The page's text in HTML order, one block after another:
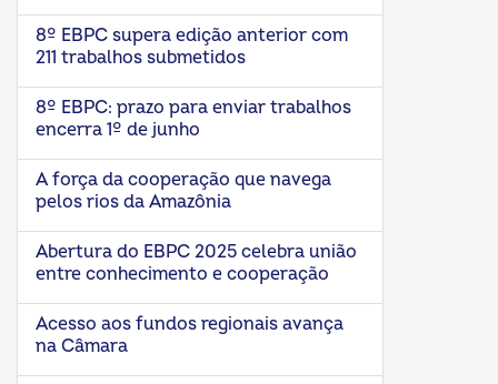
8º EBPC supera edição anterior com
211 trabalhos submetidos
8º EBPC: prazo para enviar trabalhos
encerra 1º de junho
A força da cooperação que navega
pelos rios da Amazônia
Abertura do EBPC 2025 celebra união
entre conhecimento e cooperação
Acesso aos fundos regionais avança
na Câmara